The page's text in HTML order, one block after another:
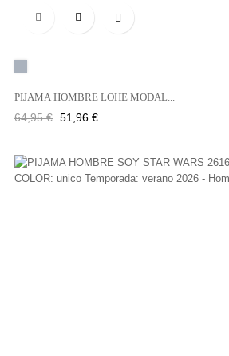

PIJAMA HOMBRE LOHE MODAL...
Precio
64,95 € Precio
51,96 €